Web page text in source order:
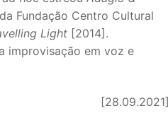
Fundação Centro Cultural
Light[2014].
improvisação em voz e
[28.09.2021]